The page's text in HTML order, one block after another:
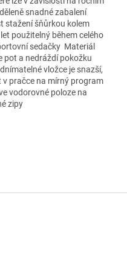
snadné zabalení
stažení šňůrkou kolem
použitelný během celého
sedačky Materiál
pot a nedráždí pokožku
vložce je snazší,
pračce na mírný program
vodorovné poloze na
zipy